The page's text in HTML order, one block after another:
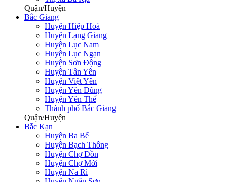
Quận/Huyện
Bắc Giang
Huyện Hiệp Hoà
Huyện Lạng Giang
Huyện Lục Nam
Huyện Lục Ngạn
Huyện Sơn Động
Huyện Tân Yên
Huyện Việt Yên
Huyện Yên Dũng
Huyện Yên Thế
Thành phố Bắc Giang
Quận/Huyện
Bắc Kạn
Huyện Ba Bể
Huyện Bạch Thông
Huyện Chợ Đồn
Huyện Chợ Mới
Huyện Na Rì